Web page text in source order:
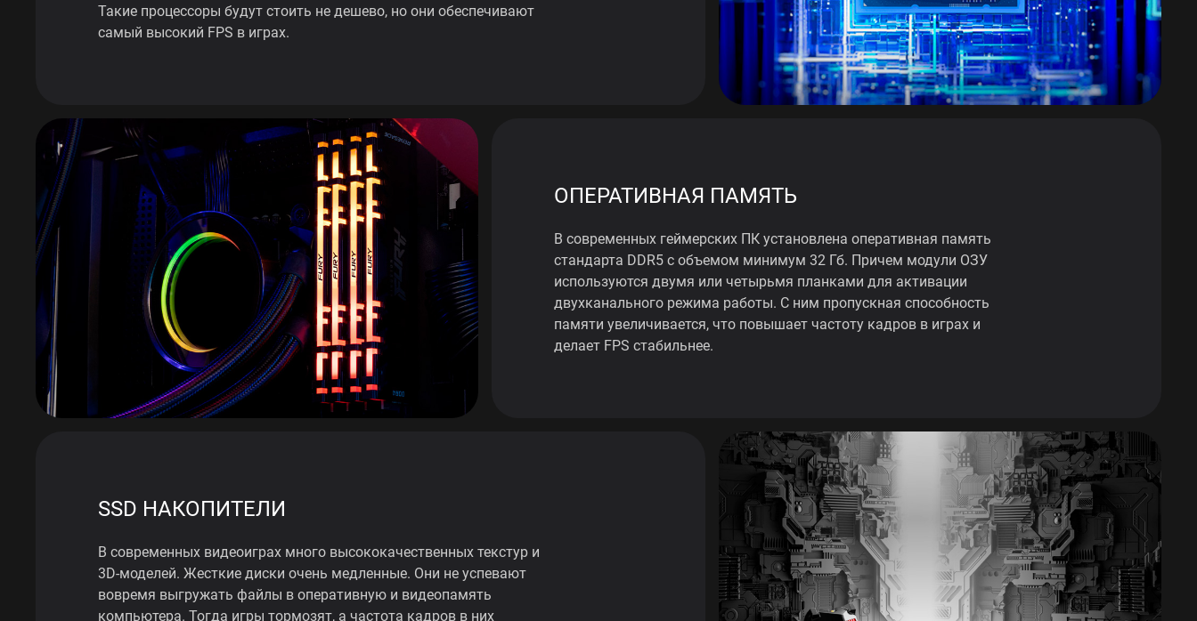
Такие процессоры будут стоить не дешево, но они обеспечивают
самый высокий FPS в играх.
ОПЕРАТИВНАЯ ПАМЯТЬ
В современных геймерских ПК установлена оперативная память
стандарта DDR5 с объемом минимум 32 Гб. Причем модули ОЗУ
используются двумя или четырьмя планками для активации
двухканального режима работы. С ним пропускная способность
памяти увеличивается, что повышает частоту кадров в играх и
делает FPS стабильнее.
SSD НАКОПИТЕЛИ
В современных видеоиграх много высококачественных текстур и
3D-моделей. Жесткие диски очень медленные. Они не успевают
вовремя выгружать файлы в оперативную и видеопамять
компьютера. Тогда игры тормозят, а частота кадров в них